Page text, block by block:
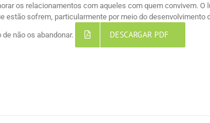
os relacionamentos com aqueles com quem convivem. O
estão sofrem, particularmente por meio do desenvolvimento
não os abandonar. DESCARGAR PDF